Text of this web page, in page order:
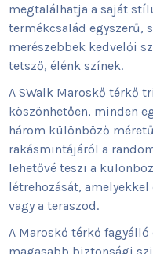
megtalálhatja a saját
termékcsalád egyszerű,
merészebbek kedvelői
tetsző, élénk színek.
A SWalk Maroskő térkő
köszönhetően, minden
három különböző
rakásmintájáról a
lehetővé teszi a
létrehozását,
vagy a teraszod.
A Maroskő térkő
magasabb biztonsági